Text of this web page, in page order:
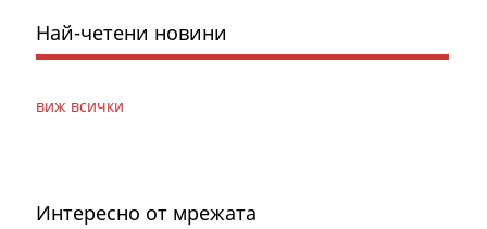
Най-четени новини
виж всички
Интересно от мрежата